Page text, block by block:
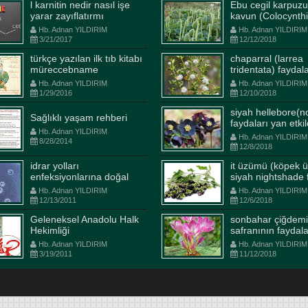
l karnitin nedir nasıl işe
yarar zayıflatırmı
Hb. Adnan YILDIRIM
3/21/2017
türkçe yazılan ilk tıb kitabı
müreccebname
Hb. Adnan YILDIRIM
1/29/2016
Sağlıklı yaşam rehberi
Hb. Adnan YILDIRIM
8/28/2014
idrar yolları
enfeksiyonlarına doğal
çözüm
Hb. Adnan YILDIRIM
12/13/2011
Geleneksel Anadolu Halk
Hekimliği
Hb. Adnan YILDIRIM
3/19/2011
Ebu cegil karpuzu
kavun
Fructus) faydaları
etkileri kullanım
Hb. Adnan YILDIRIM
12/12/2018
chaparral (larrea
tridentata)
etkileri kullanım
Hb. Adnan YILDIRIM
12/10/2018
siyah
faydaları yan
kullanım şekli
etkileşimi
Hb. Adnan YILDIRIM
12/8/2018
it üzümü (köpek
siyah nightshade
yan etkileri
Hb. Adnan YILDIRIM
12/6/2018
sonbahar
safranının
etkileri kullanım
Hb. Adnan YILDIRIM
11/12/2018